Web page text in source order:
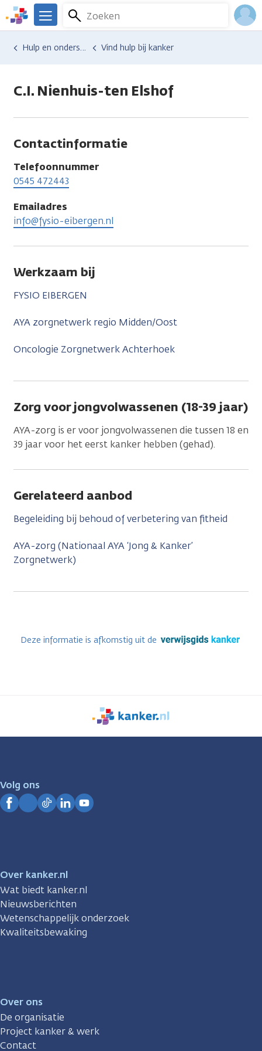
Overslaan
en
naar
We
er
Kanker.nl
Zoeken
Menu
Hulp en ondersteuning Vind hulp bij kanker
C.I. Nienhuis-ten Elshof
Contactinformatie
Telefoonnummer
0545 472443
Emailadres
info@fysio-eibergen.nl
Werkzaam bij
FYSIO EIBERGEN
AYA zorgnetwerk regio Midden/Oost
Oncologie Zorgnetwerk Achterhoek
Zorg voor jongvolwassenen (18-39 jaar)
AYA-zorg is er voor jongvolwassenen die tussen 18 en
39 jaar voor het eerst kanker hebben (gehad).
Gerelateerd aanbod
Begeleiding bij behoud of verbetering van fitheid
AYA-zorg (Nationaal AYA ‘Jong & Kanker’
Zorgnetwerk)
Deze informatie is afkomstig uit de
We
zijn
Volg ons
Over kanker.nl
Wat biedt kanker.nl
Nieuwsberichten
Wetenschappelijk onderzoek
Kwaliteitsbewaking
Over ons
De organisatie
Project kanker & werk
Contact